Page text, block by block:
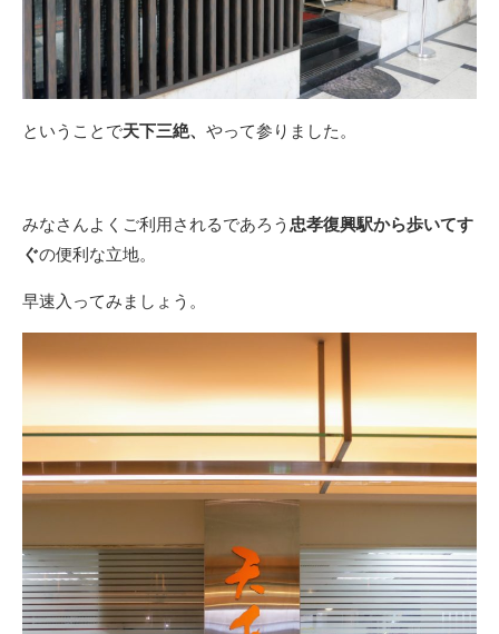
ということで天下三絶、 やって参りました。
みなさんよくご利用されるであろう 忠孝復興駅から歩いてす
ぐの便利な立地。
早速入ってみましょう。